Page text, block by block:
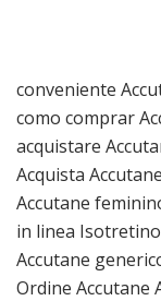
conveniente
como comprar
acquistare
Acquista
Accutane
in linea
Accutane
Ordine Accutane